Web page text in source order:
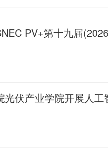
伏产业学院开展人工